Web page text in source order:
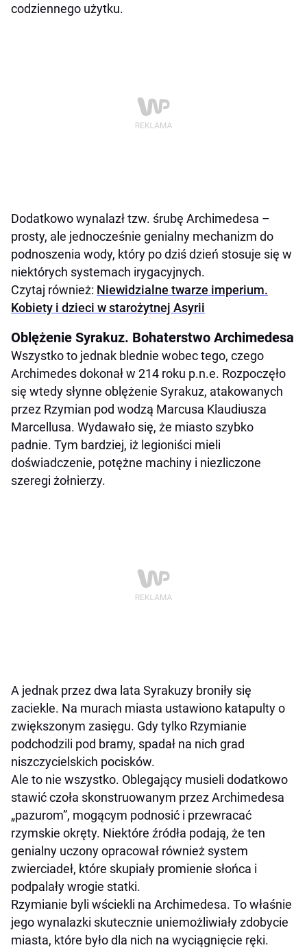
codziennego użytku.
Dodatkowo wynalazł tzw. śrubę Archimedesa –
prosty, ale jednocześnie genialny mechanizm do
podnoszenia wody, który po dziś dzień stosuje się w
niektórych systemach irygacyjnych.
Czytaj również: Niewidzialne twarze imperium.
Kobiety i dzieci w starożytnej Asyrii
Oblężenie Syrakuz. Bohaterstwo Archimedesa
Wszystko to jednak blednie wobec tego, czego
Archimedes dokonał w 214 roku p.n.e. Rozpoczęło
się wtedy słynne oblężenie Syrakuz, atakowanych
przez Rzymian pod wodzą Marcusa Klaudiusza
Marcellusa. Wydawało się, że miasto szybko
padnie. Tym bardziej, iż legioniści mieli
doświadczenie, potężne machiny i niezliczone
szeregi żołnierzy.
A jednak przez dwa lata Syrakuzy broniły się
zaciekle. Na murach miasta ustawiono katapulty o
zwiększonym zasięgu. Gdy tylko Rzymianie
podchodzili pod bramy, spadał na nich grad
niszczycielskich pocisków.
Ale to nie wszystko. Oblegający musieli dodatkowo
stawić czoła skonstruowanym przez Archimedesa
„pazurom”, mogącym podnosić i przewracać
rzymskie okręty. Niektóre źródła podają, że ten
genialny uczony opracował również system
zwierciadeł, które skupiały promienie słońca i
podpalały wrogie statki.
Rzymianie byli wściekli na Archimedesa. To właśnie
jego wynalazki skutecznie uniemożliwiały zdobycie
miasta, które było dla nich na wyciągnięcie ręki.